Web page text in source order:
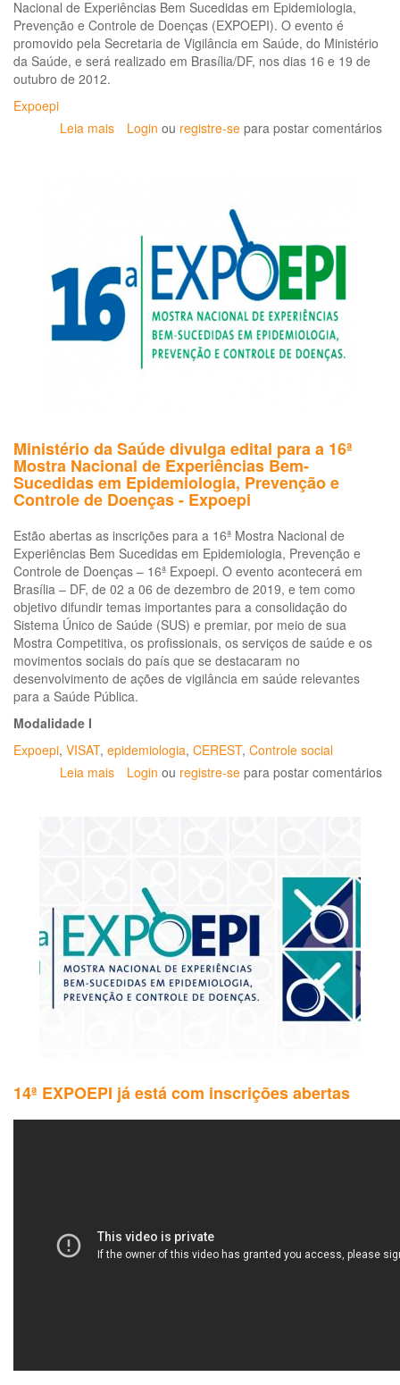
Nacional de Experiências Bem Sucedidas em Epidemiologia,
Prevenção e Controle de Doenças (EXPOEPI). O evento é
promovido pela Secretaria de Vigilância em Saúde, do Ministério
da Saúde, e será realizado em Brasília/DF, nos dias 16 e 19 de
outubro de 2012.
Expoepi
Leia mais sobre
abrem
quarta
Login ou registre-se para postar comentários
Ministério da Saúde divulga edital para a 16ª
Mostra Nacional de Experiências Bem-
Sucedidas em Epidemiologia, Prevenção e
Controle de Doenças - Expoepi
Estão abertas as inscrições para a 16ª Mostra Nacional de
Experiências Bem Sucedidas em Epidemiologia, Prevenção e
Controle de Doenças – 16ª Expoepi. O evento acontecerá em
Brasília – DF, de 02 a 06 de dezembro de 2019, e tem como
objetivo difundir temas importantes para a consolidação do
Sistema Único de Saúde (SUS) e premiar, por meio de sua
Mostra Competitiva, os profissionais, os serviços de saúde e os
movimentos sociais do país que se destacaram no
desenvolvimento de ações de vigilância em saúde relevantes
para a Saúde Pública.
Modalidade I
Expoepi, VISAT, epidemiologia, CEREST, Controle social
Leia mais sobre
16ª
Mostra
Nacional
de
Experiências
Bem-
e
Login ou registre-se para postar comentários
14ª EXPOEPI já está com inscrições abertas